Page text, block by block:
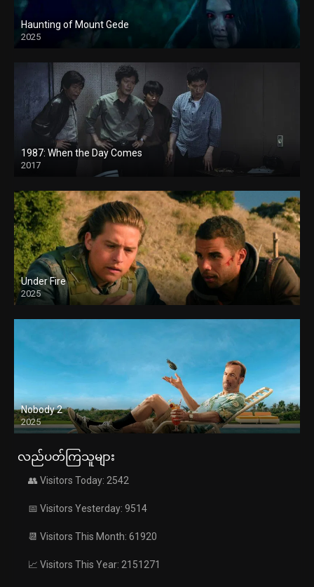
Haunting of Mount Gede
2025
1987: When the Day Comes
2017
Under Fire
2025
Nobody 2
2025
လည်ပတ်ကြသူများ
👥 Visitors Today: 2542
📅 Visitors Yesterday: 9514
📆 Visitors This Month: 61920
📈 Visitors This Year: 2151271